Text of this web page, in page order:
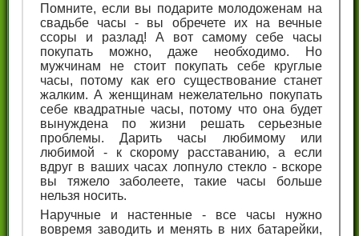
Помните, если вы подарите молодоженам на
свадьбе часы - вы обречете их на вечные
ссоры и разлад! А вот самому себе часы
покупать можно, даже необходимо. Но
мужчинам не стоит покупать себе круглые
часы, потому как его существование станет
жалким. А женщинам нежелательно покупать
себе квадратные часы, потому что она будет
вынуждена по жизни решать серьезные
проблемы. Дарить часы любимому или
любимой - к скорому расставанию, а если
вдруг в ваших часах лопнуло стекло - вскоре
вы тяжело заболеете, такие часы больше
нельзя носить.
Наручные и настенные - все часы нужно
вовремя заводить и менять в них батарейки,